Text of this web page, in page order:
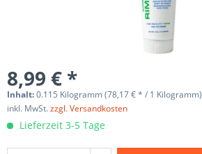
8,99 € *
Inhalt:0.115 Kilogramm (78,17 € * / 1 Kilogramm)
inkl. MwSt.zzgl. Versandkosten
Lieferzeit 3-5 Tage